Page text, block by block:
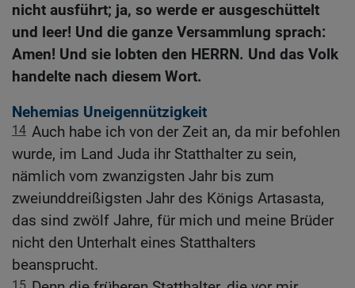
nicht ausführt; ja, so werde er ausgeschüttelt
und leer! Und die ganze Versammlung sprach:
Amen! Und sie lobten den HERRN. Und das Volk
handelte nach diesem Wort.
Nehemias Uneigennützigkeit
14 Auch habe ich von der Zeit an, da mir befohlen
wurde, im Land Juda ihr Statthalter zu sein,
nämlich vom zwanzigsten Jahr bis zum
zweiunddreißigsten Jahr des Königs Artasasta,
das sind zwölf Jahre, für mich und meine Brüder
nicht den Unterhalt eines Statthalters
beansprucht.